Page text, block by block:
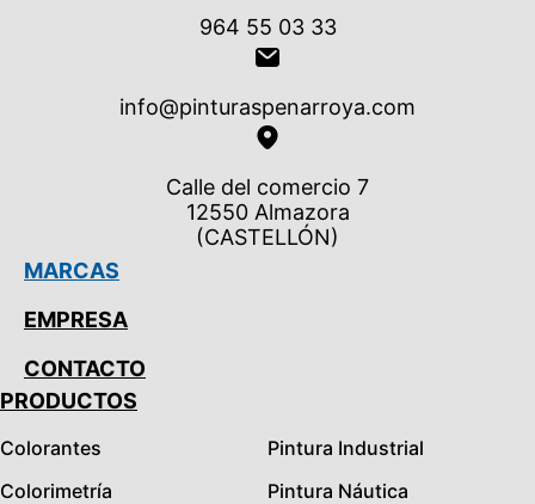
964 55 03 33
info@pinturaspenarroya.com
Calle del comercio 7
12550 Almazora
(CASTELLÓN)
MARCAS
EMPRESA
CONTACTO
PRODUCTOS
Colorantes
Colorimetría
Pintura Industrial
Pintura Náutica